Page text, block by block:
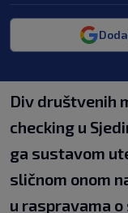
Div društvenih
checking u
ga sustavom
sličnom onom
u raspravama